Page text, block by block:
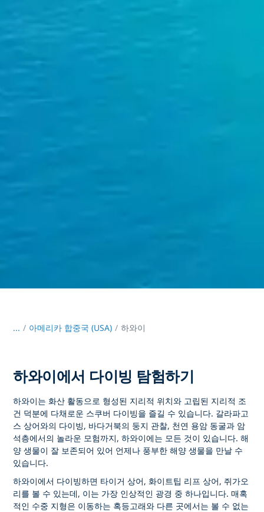
... / 아메리카 합중국 (USA) 하와이
하와이에서 다이빙 탐험하기
하와이는 화산 활동으로 형성된 지리적 위치와 고립된 지리적 조
건 덕분에 다채로운 스쿠버 다이빙을 즐길 수 있습니다. 갈라파고
스 상어와의 다이빙, 바다거북의 둥지 관찰, 천연 용암 동굴과 암
석층에서의 놀라운 모험까지, 하와이에는 모든 것이 있습니다. 해
양 생물이 잘 보존되어 있어 언제나 풍부한 해양 생물을 만날 수
있습니다.
하와이에서 다이빙하면 타이거 상어, 화이트팁 리프 상어, 쥐가오
리를 볼 수 있는데, 이는 가장 인상적인 광경 중 하나입니다. 매혹
적인 수중 지형은 이동하는 혹등고래와 다른 곳에서는 볼 수 없는